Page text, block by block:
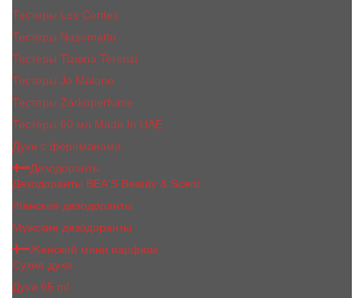
Тестеры Les Contes
Тестеры Nasomatto
Тестеры Tiziana Terenzi
Тестеры Jо Malоnе
Тестеры Zarkoperfume
Тестеры 60 мл Made In UAE
Духи с феромонами
Дезодоранты
Дезодоранты BEA'S Beauty & Scent
Женские дезодоранты
Мужские дезодоранты
Женский мини парфюм
Сухие духи
Духи 65 ml